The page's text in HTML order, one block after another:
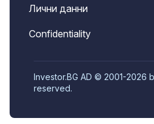
Лични данни
Confidentiality
Investor.BG AD © 2001-2026
reserved.